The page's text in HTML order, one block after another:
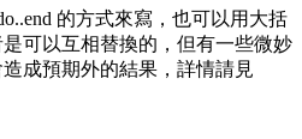
的方式來寫，也可以用大括
可以互相替換的，但有一些微妙
成預期外的結果，詳情請見